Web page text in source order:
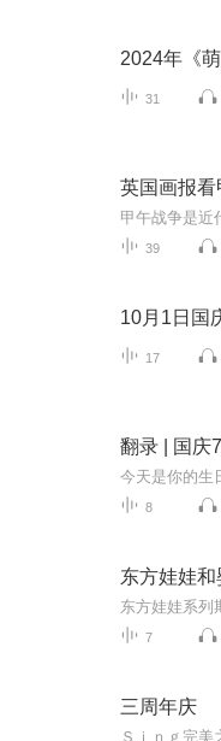
2024年《
31
英国画报看
39
10月1日国
17
翻录 | 国庆
8
东方娃娃
7
三周年庆